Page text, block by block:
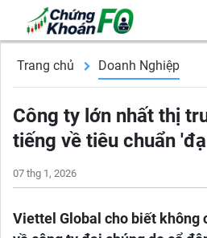
Trang chủ Doanh Nghiệp
Công ty lớn nhất thị
tiếng về tiêu chuẩn
07 thg 1, 2026
Viettel Global cho biết không